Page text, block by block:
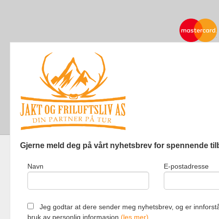
Jakt og
Gjerne meld deg på vårt nyhetsbrev for spennende
Navn E-postadresse
Jeg godtar at dere sender meg nyhetsbrev, og er
bruk av personlig informasjon (les mer)